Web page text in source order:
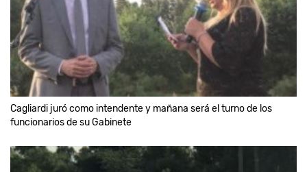
Cagliardi juró como intendente y mañana será el turno de los
funcionarios de su Gabinete